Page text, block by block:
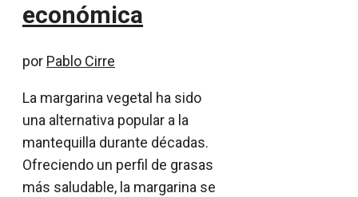
económica
por Pablo Cirre
La margarina vegetal ha sido
una alternativa popular a la
mantequilla durante décadas.
Ofreciendo un perfil de grasas
más saludable, la margarina se